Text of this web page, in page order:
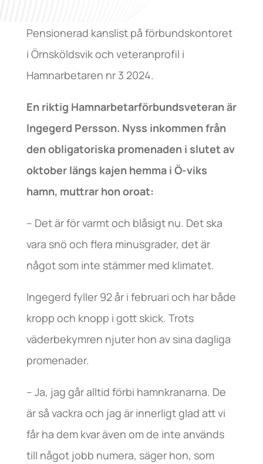
Pensionerad kanslist på förbundskontoret
i Örnsköldsvik och veteranprofil i
Hamnarbetaren nr 3 2024.
En riktig Hamnarbetarförbundsveteran är
Ingegerd Persson. Nyss inkommen från
den obligatoriska promenaden i slutet av
oktober längs kajen hemma i Ö-viks
hamn, muttrar hon oroat:
– Det är för varmt och blåsigt nu. Det ska
vara snö och flera minusgrader, det är
något som inte stämmer med klimatet.
Ingegerd fyller 92 år i februari och har både
kropp och knopp i gott skick. Trots
väderbekymren njuter hon av sina dagliga
promenader.
– Ja, jag går alltid förbi hamnkranarna. De
är så vackra och jag är innerligt glad att vi
får ha dem kvar även om de inte används
till något jobb numera, säger hon, som